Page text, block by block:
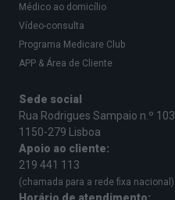
Médico ao domicílio
Vídeo-consulta
Programa Medicare Club
APP & Área de Cliente
Sede social
Rua Rodrigues Sampaio n.º 103
1150-279 Lisboa
Apoio ao cliente:
219 441 113
(chamada para a rede fixa nacional)